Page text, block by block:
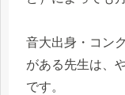
音大出身・コン
がある先生は、
です。